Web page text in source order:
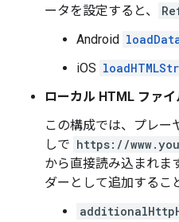
ータを設定すると、
Android
iOS
ローカル HTML ファ
この構成では、プレー
しで https://
から直接読み込まれます
ダーとして追加するこ